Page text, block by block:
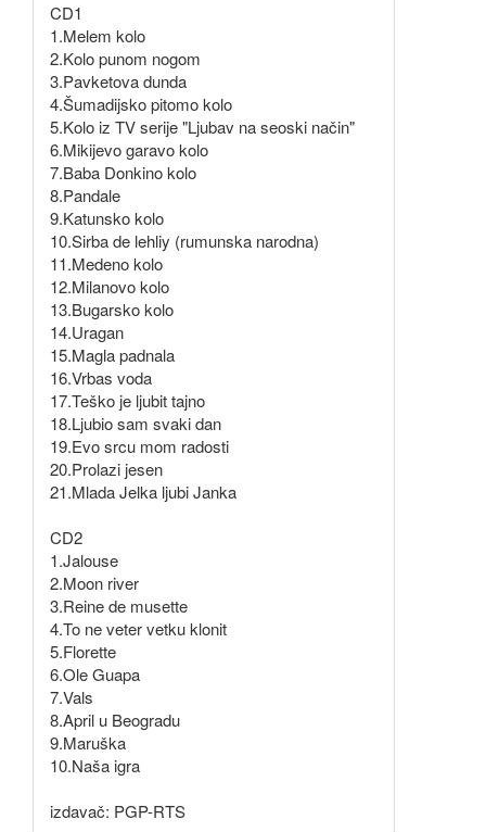
CD1
1.Melem kolo
2.Kolo punom nogom
3.Pavketova dunda
4.Šumadijsko pitomo kolo
5.Kolo iz TV serije "Ljubav na seoski način"
6.Mikijevo garavo kolo
7.Baba Donkino kolo
8.Pandale
9.Katunsko kolo
10.Sirba de lehliy (rumunska narodna)
11.Medeno kolo
12.Milanovo kolo
13.Bugarsko kolo
14.Uragan
15.Magla padnala
16.Vrbas voda
17.Teško je ljubit tajno
18.Ljubio sam svaki dan
19.Evo srcu mom radosti
20.Prolazi jesen
21.Mlada Jelka ljubi Janka
CD2
1.Jalouse
2.Moon river
3.Reine de musette
4.To ne veter vetku klonit
5.Florette
6.Ole Guapa
7.Vals
8.April u Beogradu
9.Maruška
10.Naša igra
izdavač: PGP-RTS